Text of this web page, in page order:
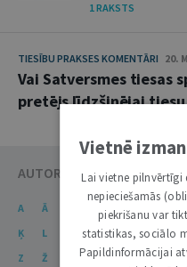
1 RAKSTS
TIESĪBU PRAKSES KOMENTĀRI 20.
Vai Satversmes tiesas
pretējs līdzšinējai
AUTORU KATALOGS
A Ā Č
Ķ
L M N Ņ O
Z
Ž
Vietnē
Lai vietne
nepieciešamās
piekrišanu var
statistikas, sociālo
Papildinformācijai